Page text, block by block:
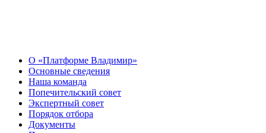
О «Платформе Владимир»
Основные сведения
Наша команда
Попечительский совет
Экспертный совет
Порядок отбора
Документы